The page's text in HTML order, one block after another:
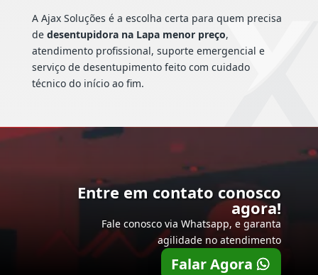
A Ajax Soluções é a escolha certa para quem precisa
de desentupidora na Lapa menor preço,
atendimento profissional, suporte emergencial e
serviço de desentupimento feito com cuidado
técnico do início ao fim.
Entre em contato conosco
agora!
Fale conosco via Whatsapp, e garanta
agilidade no atendimento
Falar Agora